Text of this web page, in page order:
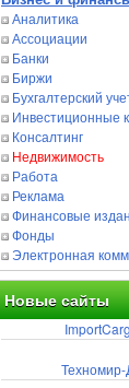
Аналитика
Ассоциации
Банки
Биржи
Бухгалтерский
Инвестиционные
Консалтинг
Недвижимость
Работа
Реклама
Финансовые
Фонды
Электронная
Новые сайты